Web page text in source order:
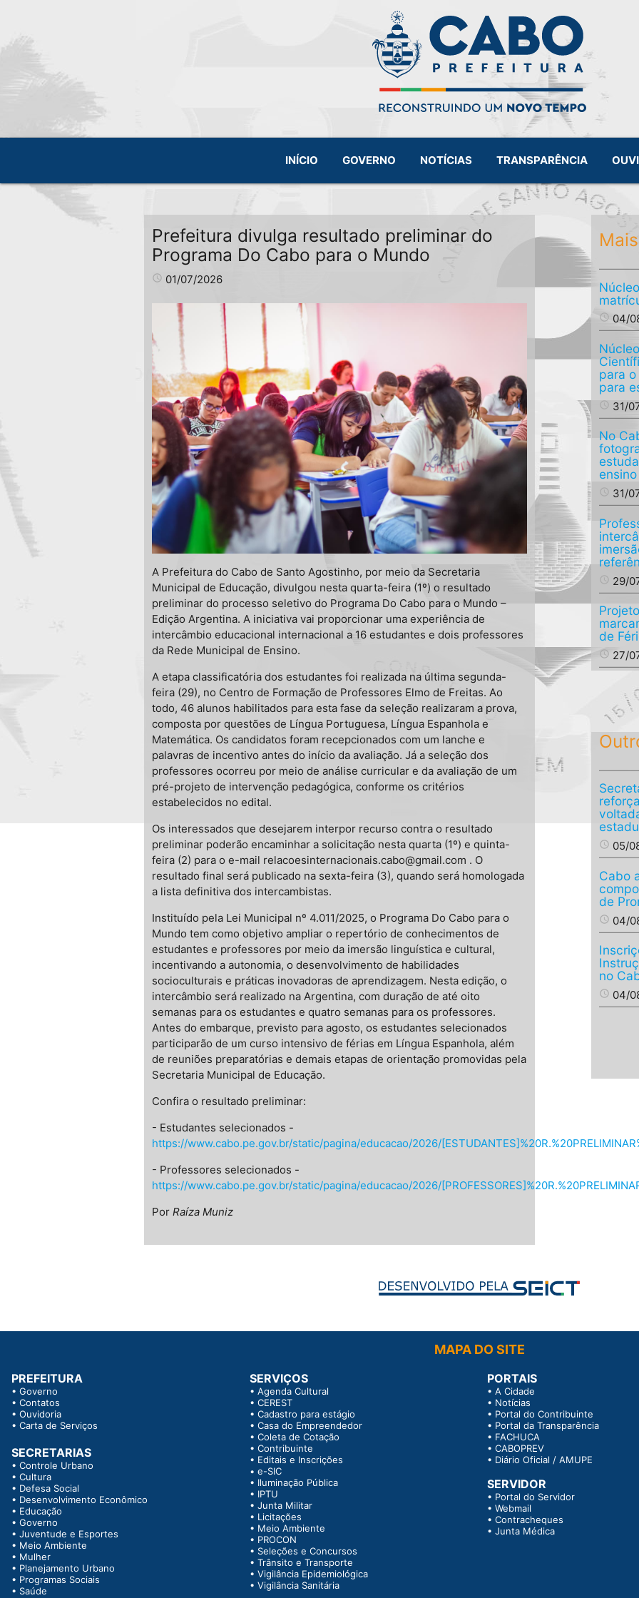
INÍCIO GOVERNO NOTÍCIAS TRANSPARÊNCIA
Prefeitura divulga resultado preliminar do
Programa Do Cabo para o Mundo
access_time 01/07/2026
A Prefeitura do Cabo de Santo Agostinho, por meio da Secretaria
Municipal de Educação, divulgou nesta quarta-feira (1º) o resultado
preliminar do processo seletivo do Programa Do Cabo para o Mundo –
Edição Argentina. A iniciativa vai proporcionar uma experiência de
intercâmbio educacional internacional a 16 estudantes e dois professores
da Rede Municipal de Ensino.
A etapa classificatória dos estudantes foi realizada na última segunda-
feira (29), no Centro de Formação de Professores Elmo de Freitas. Ao
todo, 46 alunos habilitados para esta fase da seleção realizaram a prova,
composta por questões de Língua Portuguesa, Língua Espanhola e
Matemática. Os candidatos foram recepcionados com um lanche e
palavras de incentivo antes do início da avaliação. Já a seleção dos
professores ocorreu por meio de análise curricular e da avaliação de um
pré-projeto de intervenção pedagógica, conforme os critérios
estabelecidos no edital.
Os interessados que desejarem interpor recurso contra o resultado
preliminar poderão encaminhar a solicitação nesta quarta (1º) e quinta-
feira (2) para o e-mail relacoesinternacionais.cabo@gmail.com . O
resultado final será publicado na sexta-feira (3), quando será homologada
a lista definitiva dos intercambistas.
Instituído pela Lei Municipal nº 4.011/2025, o Programa Do Cabo para o
Mundo tem como objetivo ampliar o repertório de conhecimentos de
estudantes e professores por meio da imersão linguística e cultural,
incentivando a autonomia, o desenvolvimento de habilidades
socioculturais e práticas inovadoras de aprendizagem. Nesta edição, o
intercâmbio será realizado na Argentina, com duração de até oito
semanas para os estudantes e quatro semanas para os professores.
Antes do embarque, previsto para agosto, os estudantes selecionados
participarão de um curso intensivo de férias em Língua Espanhola, além
de reuniões preparatórias e demais etapas de orientação promovidas pela
Secretaria Municipal de Educação.
Confira o resultado preliminar:
- Estudantes selecionados -
https://www.cabo.pe.gov.br/static/pagina/educacao/2026/
- Professores selecionados -
https://www.cabo.pe.gov.br/static/pagina/educacao/2026/
Por Raíza Muniz
access_time 04/
para
para
access_time 31/
No
ensino
access_time 31/
access_time 29/
de
access_time 27/
access_time 05/
Cabo
de
access_time 04/
no
access_time 04/
MAPA DO SITE
PREFEITURA
•Governo
•Contatos
•Ouvidoria
•Carta de Serviços
SECRETARIAS
•Controle Urbano
•Cultura
• Defesa Social
• Desenvolvimento Econômico
• Educação
•Governo
•Juventude e Esportes
• Meio Ambiente
• Mulher
• Planejamento Urbano
• Programas Sociais
• Saúde
SERVIÇOS
• Agenda Cultural
• CEREST
• Cadastro para estágio
• Casa do Empreendedor
• Coleta de Cotação
• Contribuinte
• Editais e Inscrições
• e-SIC
• Iluminação Pública
• IPTU
• Junta Militar
• Licitações
• Meio Ambiente
• PROCON
• Seleções e Concursos
• Trânsito e Transporte
• Vigilância Epidemiológica
• Vigilância Sanitária
PORTAIS
•A Cidade
• Notícias
• Portal do Contribuinte
• Portal da Transparência
• FACHUCA
•CABOPREV
• Diário Oficial / AMUPE
SERVIDOR
• Portal do Servidor
•Webmail
•Contracheques
•Junta Médica